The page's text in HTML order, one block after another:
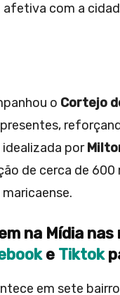
com a
o Cortejo
idealizada por
de cerca de
na Mídia
e Tiktok
em sete